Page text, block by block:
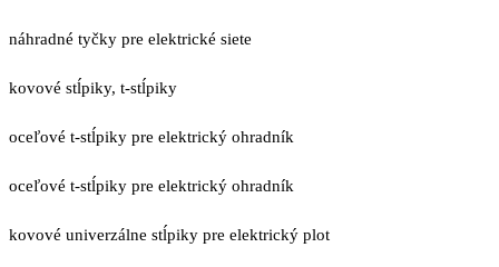
náhradné tyčky pre elektrické siete
kovové stĺpiky, t-stĺpiky
oceľové t-stĺpiky pre elektrický ohradník
oceľové t-stĺpiky pre elektrický ohradník
kovové univerzálne stĺpiky pre elektrický plot